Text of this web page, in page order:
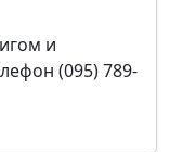
и
(095) 789-